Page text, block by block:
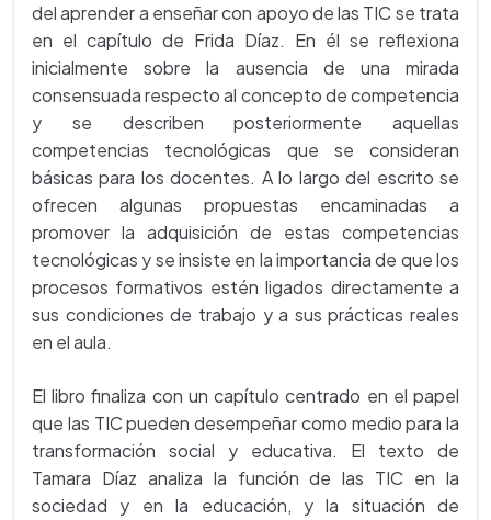
del aprender a enseñar con apoyo de las TIC se trata
en el capítulo de Frida Díaz. En él se reflexiona
inicialmente sobre la ausencia de una mirada
consensuada respecto al concepto de competencia
y se describen posteriormente aquellas
competencias tecnológicas que se consideran
básicas para los docentes. A lo largo del escrito se
ofrecen algunas propuestas encaminadas a
promover la adquisición de estas competencias
tecnológicas y se insiste en la importancia de que los
procesos formativos estén ligados directamente a
sus condiciones de trabajo y a sus prácticas reales
en el aula.
El libro finaliza con un capítulo centrado en el papel
que las TIC pueden desempeñar como medio para la
transformación social y educativa. El texto de
Tamara Díaz analiza la función de las TIC en la
sociedad y en la educación, y la situación de